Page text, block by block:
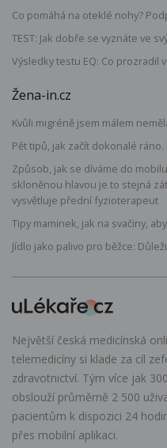
Co pomáhá na oteklé nohy?
TEST: Jak dobře se vyznáte ve
Výsledky testu EQ: Co prozradil
Žena-in.cz
Kvůli migréně jsem málem
Pět tipů, jak začít dokonalé
Způsob, jak se díváme do
skloněnou hlavou je to stejná
vysvětluje přední fyzioterapeut
Tipy maminek, jak na svačiny,
Jídlo jako palivo pro běžce:
Největší česká medicínská
telemedicíny si klade za cíl
zdravotnictví. Tým více jak
obslouží průměrně 2 500
pacientům k dispozici 24
přes mobilní aplikaci.